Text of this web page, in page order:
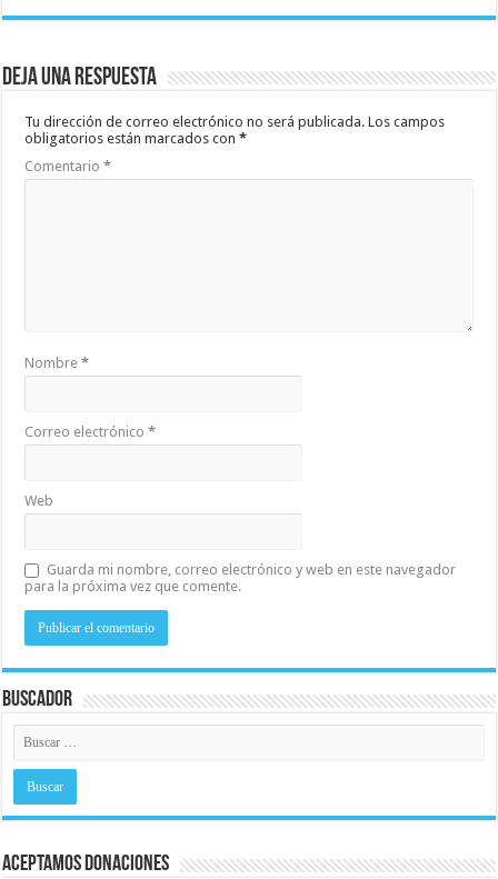
Deja una respuesta
Tu dirección de correo electrónico no será publicada. Los campos
obligatorios están marcados con*
Comentario*
Nombre*
Correo electrónico*
Web
Guarda mi nombre, correo electrónico y web en este navegador
para la próxima vez que comente.
Buscador
Aceptamos Donaciones